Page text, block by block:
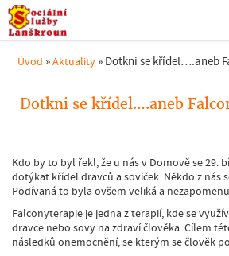
Úvod »Aktuality » Dotkni se křídel….aneb
Dotkni se křídel….aneb
Kdo by to byl řekl, že u nás v Domově se 29.
dotýkat křídel dravců a soviček. Někdo z nás
Podívaná to byla ovšem veliká a
Falconyterapie je jedna z terapií, kde se
dravce nebo sovy na zdraví člověka. Cílem
následků onemocnění, se kterým se člověk